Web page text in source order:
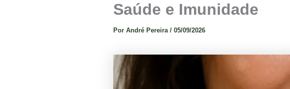
Saúde e Imunidade
Por André Pereira / 05/09/2026